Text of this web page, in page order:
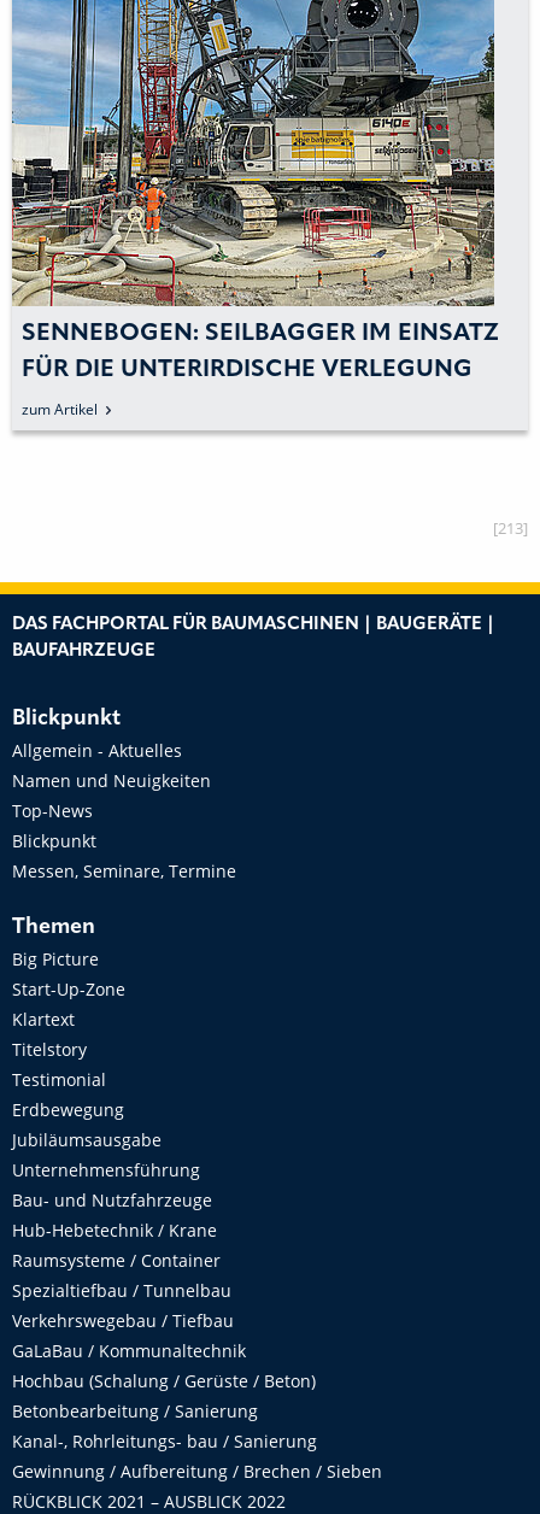
SENNEBOGEN: SEILBAGGER IM EINSATZ
FÜR DIE UNTERIRDISCHE VERLEGUNG
VON HOCHSPANNUNGSLEITUNGEN
zum Artikel
[213]
DAS FACHPORTAL FÜR BAUMASCHINEN | BAUGERÄTE |
BAUFAHRZEUGE
Blickpunkt
Allgemein - Aktuelles
Namen und Neuigkeiten
Top-News
Blickpunkt
Messen, Seminare, Termine
Themen
Big Picture
Start-Up-Zone
Klartext
Titelstory
Testimonial
Erdbewegung
Jubiläumsausgabe
Unternehmensführung
Bau- und Nutzfahrzeuge
Hub-Hebetechnik / Krane
Raumsysteme / Container
Spezialtiefbau / Tunnelbau
Verkehrswegebau / Tiefbau
GaLaBau / Kommunaltechnik
Hochbau (Schalung / Gerüste / Beton)
Betonbearbeitung / Sanierung
Kanal-, Rohrleitungs- bau / Sanierung
Gewinnung / Aufbereitung / Brechen / Sieben
RÜCKBLICK 2021 – AUSBLICK 2022